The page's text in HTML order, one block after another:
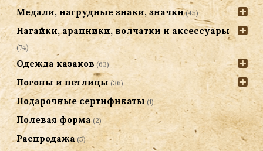
Медали, нагрудные знаки, значки (45)
Нагайки, арапники, волчатки и аксессуары
(74)
Одежда казаков (63)
Погоны и петлицы (36)
Подарочные сертификаты (1)
Полевая форма (2)
Распродажа (5)